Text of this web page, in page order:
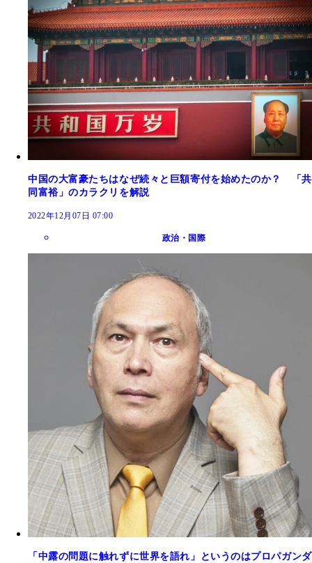
中国の大富豪たちはなぜ続々と巨額寄付を始めたのか？ 「共
同富裕」のカラクリを解説
2022年12月07日 07:00
政治・国際
「中露の問題に触れずに世界を語れ」というのはプロパガンダ